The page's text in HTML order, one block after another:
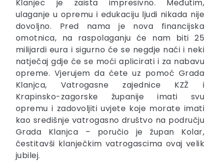
Klanjec je zaista impresivno. Međutim,
ulaganje u opremu i edukaciju ljudi nikada nije
dovoljno. Pred nama je nova financijska
omotnica, na raspolaganju će nam biti 25
milijardi eura i sigurno će se negdje naći i neki
natječaj gdje će se moći aplicirati i za nabavu
opreme. Vjerujem da ćete uz pomoć Grada
Klanjca, Vatrogasne zajednice KZŽ i
Krapinsko-zagorske županije imati svu
opremu i zadovoljiti uvjete koje morate imati
kao središnje vatrogasno društvo na području
Grada Klanjca – poručio je župan Kolar,
čestitavši klanječkim vatrogascima ovaj velik
jubilej.